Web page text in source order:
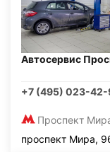
Автосервис
+7 (495) 023-42-
Проспект
проспект Мира,